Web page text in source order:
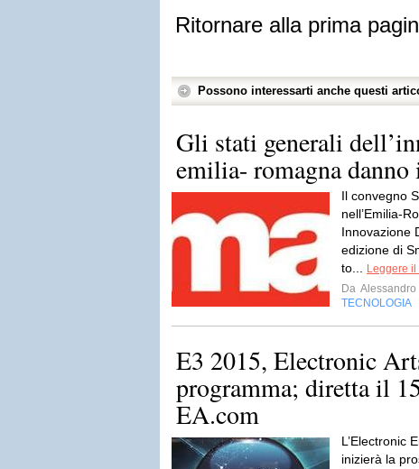
Ritornare alla prima
Possono interessarti anche questi
Gli stati generali
emilia- romagna danno
Il convegno
nell’Emilia-
Innovazione
edizione di
to...
Leggere
Da Alessandro
TECNOLOGIA
E3 2015, Electronic
programma; diretta il
EA.com
L’Electronic
inizierà la